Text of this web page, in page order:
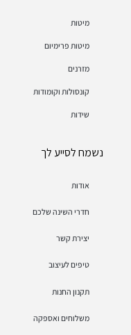
מיטות
מיטות פרימיום
מזרנים
קונסולות וקומודות
שידות
נשמח לסייע לך
אודות
חדרי השינה שלכם
יצירת קשר
טיפים לעיצוב
תקנון החנות
משלוחים ואספקה